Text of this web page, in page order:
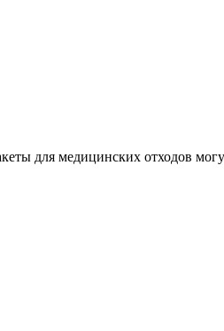
для медицинских отходов